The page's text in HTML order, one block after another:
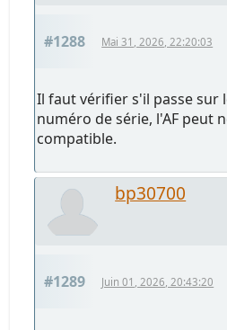
#1288 Mai 31, 2026, 22:20:03
Il faut vérifier s'il passe sur
numéro de série, l'AF peut
compatible.
bp30700
#1289 Juin 01, 2026, 20:43:20